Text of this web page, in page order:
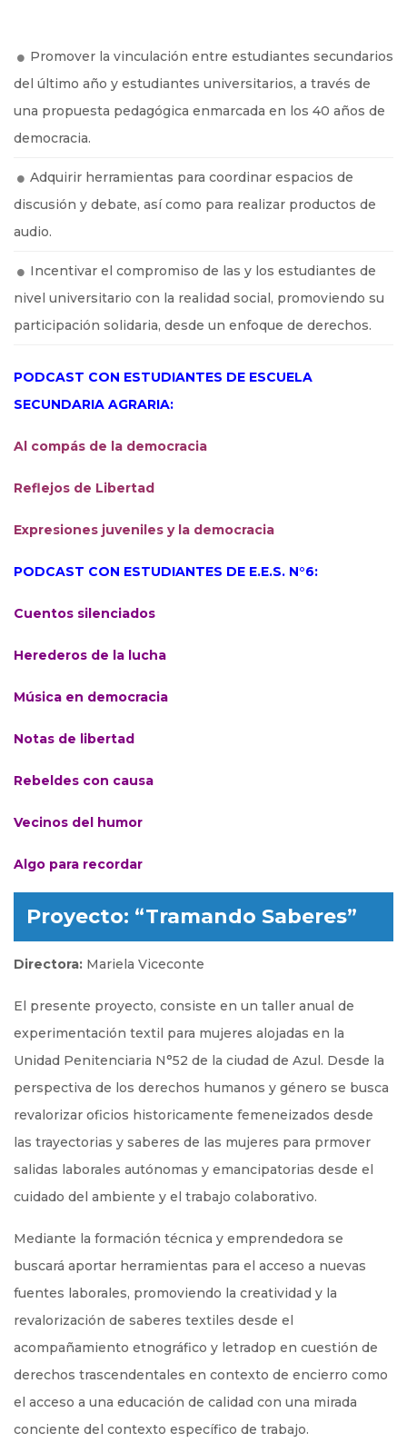
Promover la vinculación entre estudiantes secundarios
del último año y estudiantes universitarios, a través de
una propuesta pedagógica enmarcada en los 40 años de
democracia.
Adquirir herramientas para coordinar espacios de
discusión y debate, así como para realizar productos de
audio.
Incentivar el compromiso de las y los estudiantes de
nivel universitario con la realidad social, promoviendo su
participación solidaria, desde un enfoque de derechos.
PODCAST CON ESTUDIANTES DE ESCUELA
SECUNDARIA AGRARIA:
Al compás de la democracia
Reflejos de Libertad
Expresiones juveniles y la democracia
PODCAST CON ESTUDIANTES DE E.E.S. N°6:
Cuentos silenciados
Herederos de la lucha
Música en democracia
Notas de libertad
Rebeldes con causa
Vecinos del humor
Algo para recordar
Proyecto: “Tramando Saberes”
Directora: Mariela Viceconte
El presente proyecto, consiste en un taller anual de
experimentación textil para mujeres alojadas en la
Unidad Penitenciaria N°52 de la ciudad de Azul. Desde la
perspectiva de los derechos humanos y género se busca
revalorizar oficios historicamente femeneizados desde
las trayectorias y saberes de las mujeres para prmover
salidas laborales autónomas y emancipatorias desde el
cuidado del ambiente y el trabajo colaborativo.
Mediante la formación técnica y emprendedora se
buscará aportar herramientas para el acceso a nuevas
fuentes laborales, promoviendo la creatividad y la
revalorización de saberes textiles desde el
acompañamiento etnográfico y letradop en cuestión de
derechos trascendentales en contexto de encierro como
el acceso a una educación de calidad con una mirada
conciente del contexto específico de trabajo.